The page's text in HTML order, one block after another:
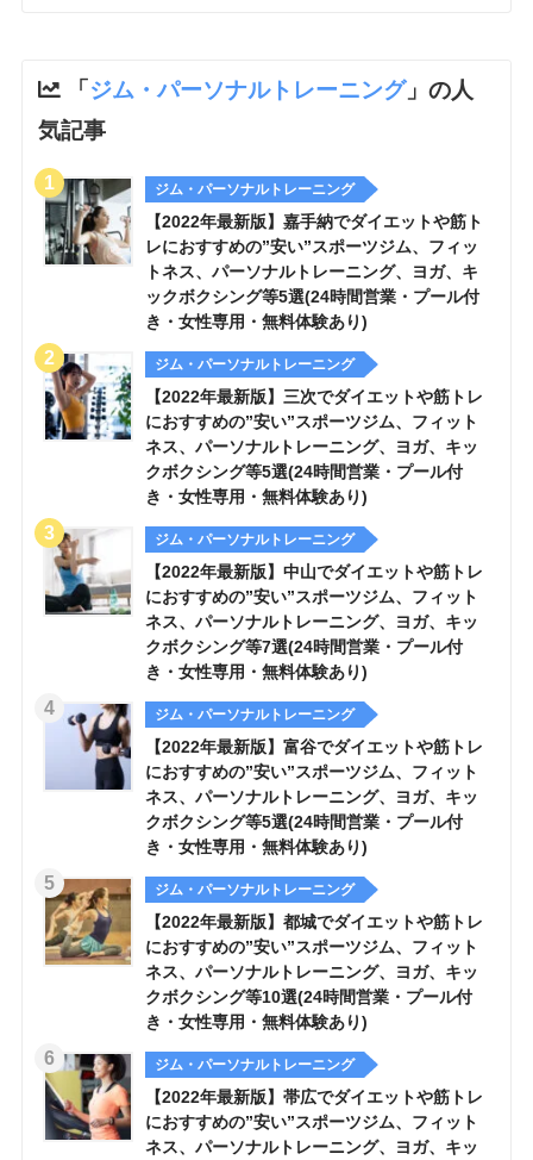
「ジム・パーソナルトレーニング」の人
気記事
ジム・パーソナルトレーニング
【2022年最新版】嘉手納でダイエットや筋ト
レにおすすめの”安い”スポーツジム、フィッ
トネス、パーソナルトレーニング、ヨガ、キ
ックボクシング等5選(24時間営業・プール付
き・女性専用・無料体験あり)
ジム・パーソナルトレーニング
【2022年最新版】三次でダイエットや筋トレ
におすすめの”安い”スポーツジム、フィット
ネス、パーソナルトレーニング、ヨガ、キッ
クボクシング等5選(24時間営業・プール付
き・女性専用・無料体験あり)
ジム・パーソナルトレーニング
【2022年最新版】中山でダイエットや筋トレ
におすすめの”安い”スポーツジム、フィット
ネス、パーソナルトレーニング、ヨガ、キッ
クボクシング等7選(24時間営業・プール付
き・女性専用・無料体験あり)
ジム・パーソナルトレーニング
【2022年最新版】富谷でダイエットや筋トレ
におすすめの”安い”スポーツジム、フィット
ネス、パーソナルトレーニング、ヨガ、キッ
クボクシング等5選(24時間営業・プール付
き・女性専用・無料体験あり)
ジム・パーソナルトレーニング
【2022年最新版】都城でダイエットや筋トレ
におすすめの”安い”スポーツジム、フィット
ネス、パーソナルトレーニング、ヨガ、キッ
クボクシング等10選(24時間営業・プール付
き・女性専用・無料体験あり)
ジム・パーソナルトレーニング
【2022年最新版】帯広でダイエットや筋トレ
におすすめの”安い”スポーツジム、フィット
ネス、パーソナルトレーニング、ヨガ、キッ